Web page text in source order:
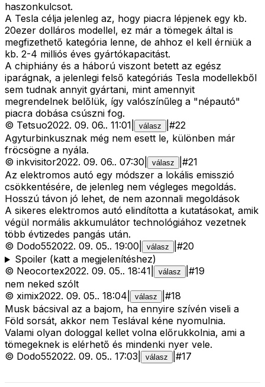
haszonkulcsot.
A Tesla célja jelenleg az, hogy piacra lépjenek egy kb.
20ezer dolláros modellel, ez már a tömegek által is
megfizethető kategória lenne, de ahhoz el kell érniük a
kb. 2-4 milliós éves gyártókapacitást.
A chiphiány és a háború viszont betett az egész
iparágnak, a jelenlegi felső kategóriás Tesla modellekből
sem tudnak annyit gyártani, mint amennyit
megrendelnek belőlük, így valószínűleg a "népautó"
piacra dobása csúszni fog.
© Tetsuo2022. 09. 06.. 11:01 válasz #22
Agyturbinkusznak még nem esett le, különben már
fröcsögne a nyála.
© inkvisitor2022. 09. 06.. 07:30 válasz #21
Az elektromos autó egy módszer a lokális emisszió
csökkentésére, de jelenleg nem végleges megoldás.
Hosszú távon jó lehet, de nem azonnali megoldások
A sikeres elektromos autó elindította a kutatásokat, amik
végül normális akkumulátor technológiához vezetnek
több évtizedes pangás után.
© Dodo552022. 09. 05.. 19:00 válasz #20
Spoiler (katt a megjelenítéshez)
© Neocortex2022. 09. 05.. 18:41 válasz #19
nem neked szólt
© ximix2022. 09. 05.. 18:04 válasz #18
Musk bácsival az a bajom, ha ennyire szívén viseli a
Föld sorsát, akkor nem Teslával kéne nyomulnia.
Valami olyan dologgal kellet volna előrukkolnia, ami a
tömegeknek is elérhető és mindenki nyer vele.
© Dodo552022. 09. 05.. 17:03 válasz #17